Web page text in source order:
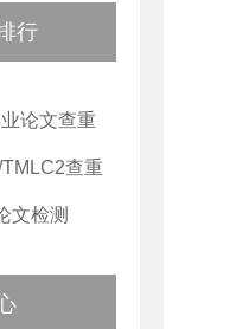
行
论文查重
查重
文检测